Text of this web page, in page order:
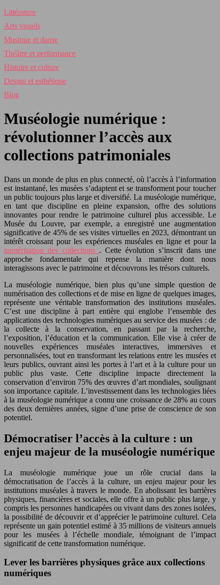
Littérature
Arts visuels
Musique et danse
Théâtre et performance
Histoire et culture
Design et esthétique
Blog
Muséologie numérique :
révolutionner l’accès aux
collections patrimoniales
Dans un monde de plus en plus connecté, où l’accès à l’information
est instantané, les musées s’adaptent et se transforment pour toucher
un public toujours plus large et diversifié. La muséologie numérique,
en tant que discipline en pleine expansion, offre des solutions
innovantes pour rendre le patrimoine culturel plus accessible. Le
Musée du Louvre, par exemple, a enregistré une augmentation
significative de 45% de ses visites virtuelles en 2023, démontrant un
intérêt croissant pour les expériences muséales en ligne et pour la
numérisation des collections . Cette évolution s’inscrit dans une
approche fondamentale qui repense la manière dont nous
interagissons avec le patrimoine et découvrons les trésors culturels.
La muséologie numérique, bien plus qu’une simple question de
numérisation des collections et de mise en ligne de quelques images,
représente une véritable transformation des institutions muséales.
C’est une discipline à part entière qui englobe l’ensemble des
applications des technologies numériques au service des musées : de
la collecte à la conservation, en passant par la recherche,
l’exposition, l’éducation et la communication. Elle vise à créer de
nouvelles expériences muséales interactives, immersives et
personnalisées, tout en transformant les relations entre les musées et
leurs publics, ouvrant ainsi les portes à l’art et à la culture pour un
public plus vaste. Cette discipline impacte directement la
conservation d’environ 75% des œuvres d’art mondiales, soulignant
son importance capitale. L’investissement dans les technologies liées
à la muséologie numérique a connu une croissance de 28% au cours
des deux dernières années, signe d’une prise de conscience de son
potentiel.
Démocratiser l’accès à la culture : un
enjeu majeur de la muséologie numérique
La muséologie numérique joue un rôle crucial dans la
démocratisation de l’accès à la culture, un enjeu majeur pour les
institutions muséales à travers le monde. En abolissant les barrières
physiques, financières et sociales, elle offre à un public plus large, y
compris les personnes handicapées ou vivant dans des zones isolées,
la possibilité de découvrir et d’apprécier le patrimoine culturel. Cela
représente un gain potentiel estimé à 35 millions de visiteurs annuels
pour les musées à l’échelle mondiale, témoignant de l’impact
significatif de cette transformation numérique.
Lever les barrières physiques grâce aux collections
numériques